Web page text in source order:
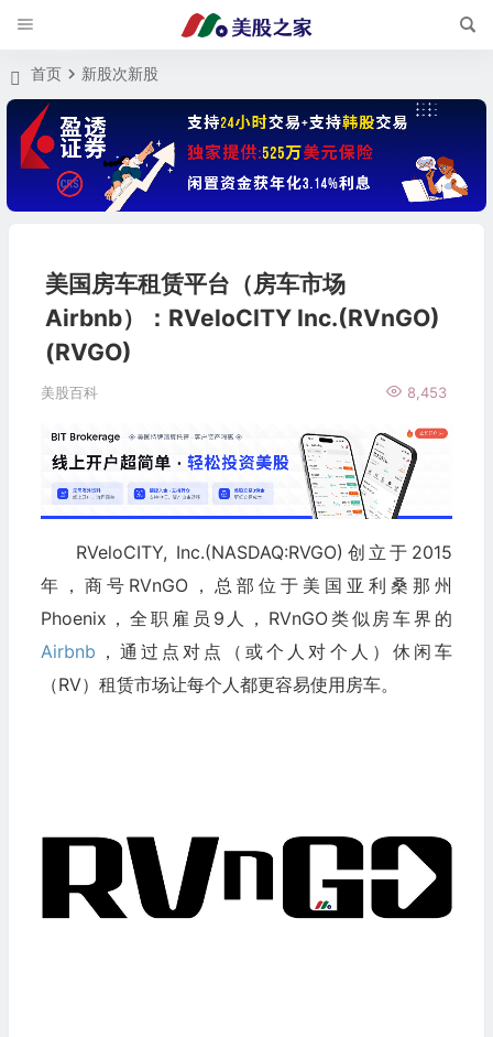
首页 新股次新股
美国房车租赁平台（房车市场
Airbnb）：RVeloCITY Inc.(RVnGO)
(RVGO)
美股百科 8,453
RVeloCITY, Inc.(NASDAQ:RVGO)创立于2015
年，商号RVnGO，总部位于美国亚利桑那州
Phoenix，全职雇员9人，RVnGO类似房车界的
Airbnb ，通过点对点（或个人对个人）休闲车
（RV）租赁市场让每个人都更容易使用房车。